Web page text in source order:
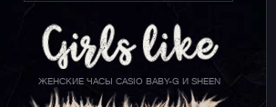
ЖЕНСКИЕ ЧАСЫ CASIO BABY-G И SHEEN